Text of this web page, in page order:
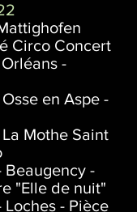
Circo Concert
-
en Aspe -
Mothe Saint
Beaugency -
"Elle de nuit"
- Pièce